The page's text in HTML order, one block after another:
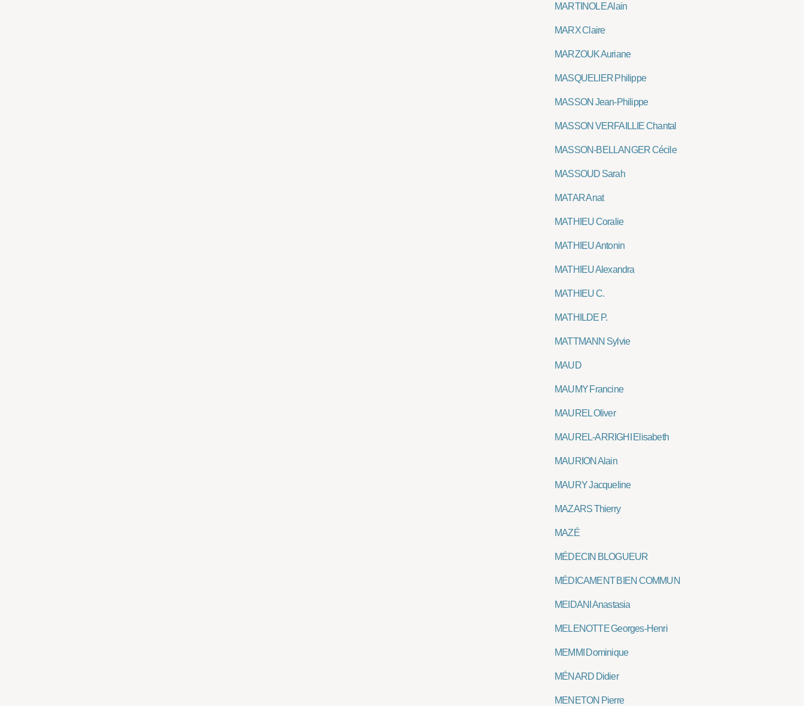
MARTINOLE Alain
MARX Claire
MARZOUK Auriane
MASQUELIER Philippe
MASSON Jean-Philippe
MASSON VERFAILLIE Chantal
MASSON-BELLANGER Cécile
MASSOUD Sarah
MATAR Anat
MATHIEU Coralie
MATHIEU Antonin
MATHIEU Alexandra
MATHIEU C.
MATHILDE P.
MATTMANN Sylvie
MAUD
MAUMY Francine
MAUREL Oliver
MAUREL-ARRIGHI Elisabeth
MAURION Alain
MAURY Jacqueline
MAZARS Thierry
MAZÉ
MÉDECIN BLOGUEUR
MÉDICAMENT BIEN COMMUN
MEIDANI Anastasia
MELENOTTE Georges-Henri
MEMMI Dominique
MÉNARD Didier
MENETON Pierre